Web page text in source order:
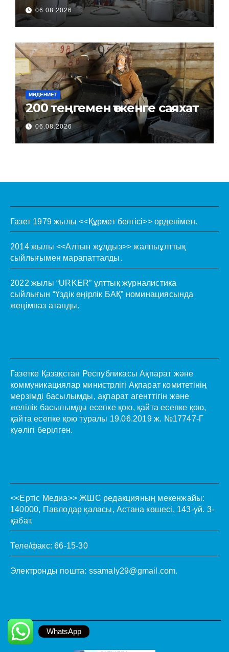
06.08.2026
МӘДЕНИЕТ
200 теңгемен өткенге саяхат
06.08.2026
Газет 1979 жылы <<Құрмет белгісі>> орденімен.
2014 жылы <<Алтын жұлдыз>> жалпыұлттық
сыйлығымен марапатталды.
2022 жылы “URKER” ұлттық журналистика
сыйлығын “Үздік өңірлік БАҚ” номинациясында
жеңімпаз атанды.
Газетке Қазақстан Республикасы Ақпарат және
коммуникациялар министрлігі Ақпарат комитетінің
мерзімді басылымды, ақпарат агенттігін және
желілік басылымды есепке қою, қайта есепке қою,
қайта есепке қою туралы 19.06.2019 ж. №17747-Г
куәлігі берілген.
<<Ертіс Медиа>> ЖШС редакцияның мекенжайы:
140000, Павлодар қаласы, Астана көшесі, 143-үй. 3-
қабат.
Теле/факс: 66-15-30
Электронды пошта: ssamaly29@gmail.com.
WhatsApp